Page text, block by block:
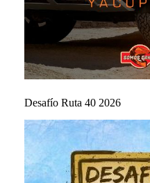
Desafío Ruta 40 2026